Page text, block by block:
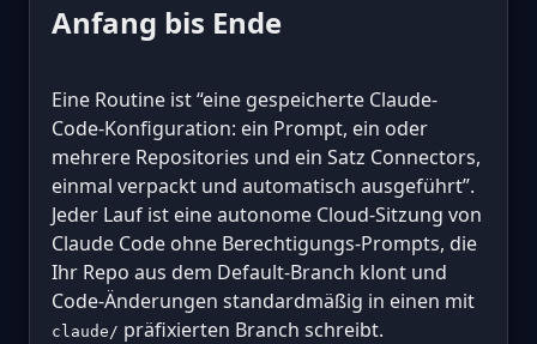
Anfang bis Ende
Eine Routine ist “eine gespeicherte Claude-
Code-Konfiguration: ein Prompt, ein oder
mehrere Repositories und ein Satz Connectors,
einmal verpackt und automatisch ausgeführt”.
Jeder Lauf ist eine autonome Cloud-Sitzung von
Claude Code ohne Berechtigungs-Prompts, die
Ihr Repo aus dem Default-Branch klont und
Code-Änderungen standardmäßig in einen mit
claude/ präfixierten Branch schreibt.